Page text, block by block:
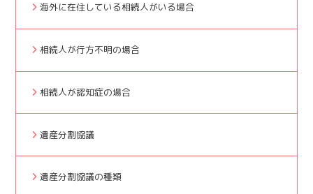
海外に在住している相続人がいる場合
相続人が行方不明の場合
相続人が認知症の場合
遺産分割協議
遺産分割協議の種類